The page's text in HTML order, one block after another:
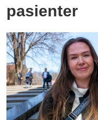
pasienter